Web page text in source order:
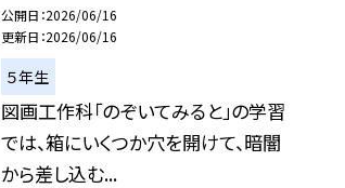
公開日 2026/06/16
更新日 2026/06/16
５年生
図画工作科「のぞいてみると」の学習
では、箱にいくつか穴を開けて、暗闇
から差し込む...